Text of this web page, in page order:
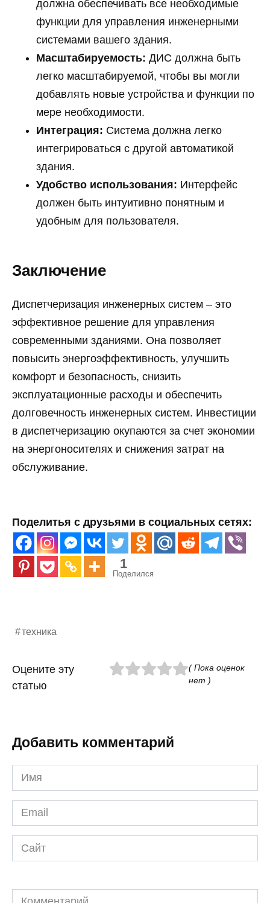
должна обеспечивать все необходимые
функции для управления инженерными
системами вашего здания.
Масштабируемость: ДИС должна быть
легко масштабируемой, чтобы вы могли
добавлять новые устройства и функции по
мере необходимости.
Интеграция: Система должна легко
интегрироваться с другой автоматикой
здания.
Удобство использования: Интерфейс
должен быть интуитивно понятным и
удобным для пользователя.
Заключение
Диспетчеризация инженерных систем – это
эффективное решение для управления
современными зданиями. Она позволяет
повысить энергоэффективность, улучшить
комфорт и безопасность, снизить
эксплуатационные расходы и обеспечить
долговечность инженерных систем. Инвестиции
в диспетчеризацию окупаются за счет экономии
на энергоносителях и снижения затрат на
обслуживание.
Поделитья с друзьями в социальных сетях:
1
Поделился
техника
Оцените эту
статью
( Пока оценок
нет )
Добавить комментарий
Имя
*
Email
*
Сайт
Комментарий